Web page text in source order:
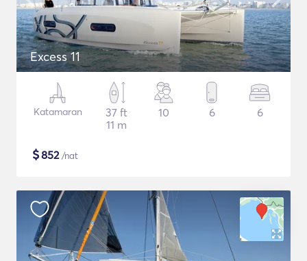
Excess 11
Katamaran
37 ft
11 m
10 6 6
$852/nat